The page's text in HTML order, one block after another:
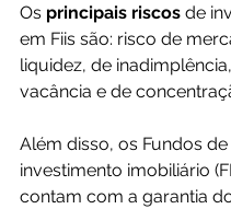
Os principais riscos de
em Fiis são: risco de
liquidez, de
vacância e de
Além disso, os Fundos de
investimento imobiliário
contam com a garantia